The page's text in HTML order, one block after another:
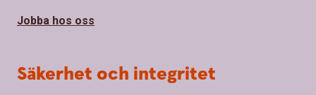
Jobba hos oss
Säkerhet och integritet